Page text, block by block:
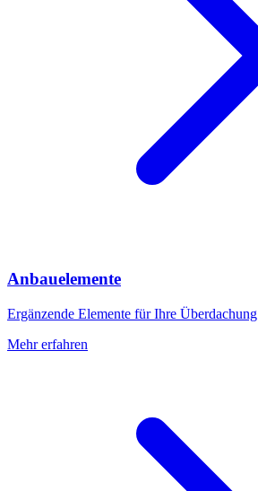
Anbauelemente
Ergänzende Elemente für Ihre Überdachung
Mehr erfahren